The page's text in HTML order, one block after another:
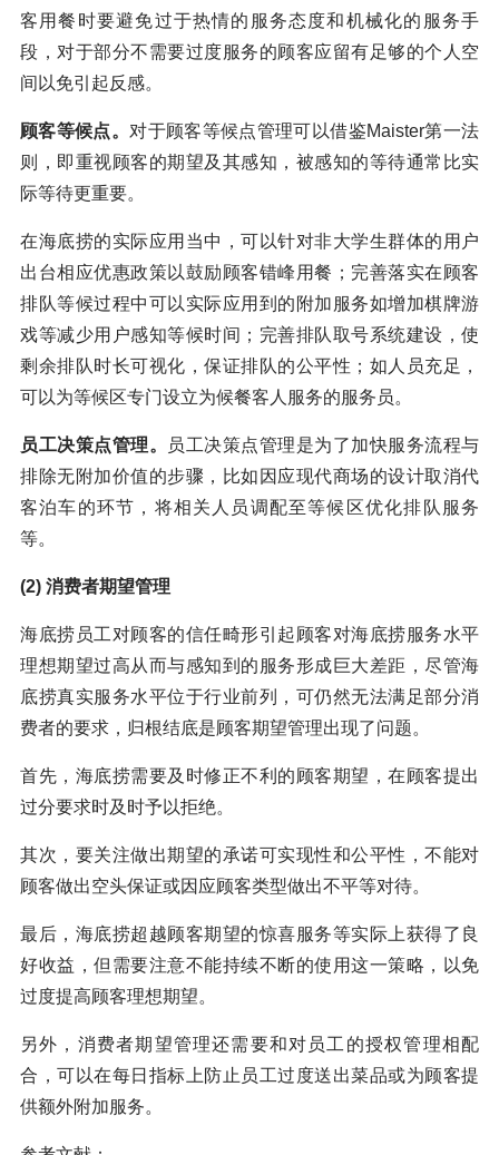
客用餐时要避免过于热情的服务态度和机械化的服务手
段，对于部分不需要过度服务的顾客应留有足够的个人空
间以免引起反感。
顾客等候点。 对于顾客等候点管理可以借鉴Maister第一法
则，即重视顾客的期望及其感知，被感知的等待通常比实
际等待更重要。
在海底捞的实际应用当中，可以针对非大学生群体的用户
出台相应优惠政策以鼓励顾客错峰用餐；完善落实在顾客
排队等候过程中可以实际应用到的附加服务如增加棋牌游
戏等减少用户感知等候时间；完善排队取号系统建设，使
剩余排队时长可视化，保证排队的公平性；如人员充足，
可以为等候区专门设立为候餐客人服务的服务员。
员工决策点管理。
员工决策点管理是为了加快服务流程与
排除无附加价值的步骤，比如因应现代商场的设计取消代
客泊车的环节，将相关人员调配至等候区优化排队服务
等。
(2) 消费者期望管理
海底捞员工对顾客的信任畸形引起顾客对海底捞服务水平
理想期望过高从而与感知到的服务形成巨大差距，尽管海
底捞真实服务水平位于行业前列，可仍然无法满足部分消
费者的要求，归根结底是顾客期望管理出现了问题。
首先，海底捞需要及时修正不利的顾客期望，在顾客提出
过分要求时及时予以拒绝。
其次，要关注做出期望的承诺可实现性和公平性，不能对
顾客做出空头保证或因应顾客类型做出不平等对待。
最后，海底捞超越顾客期望的惊喜服务等实际上获得了良
好收益，但需要注意不能持续不断的使用这一策略，以免
过度提高顾客理想期望。
另外，消费者期望管理还需要和对员工的授权管理相配
合，可以在每日指标上防止员工过度送出菜品或为顾客提
供额外附加服务。